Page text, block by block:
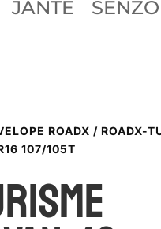
JANTE
ROADX / ROADX-
107/105T